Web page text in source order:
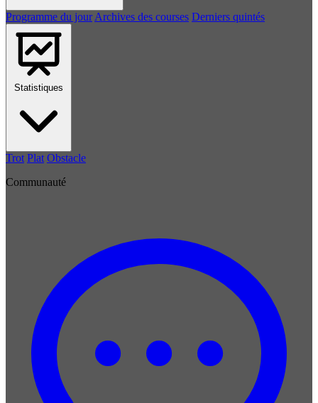
Programme du jour Archives des courses Derniers quintés
Statistiques
Trot Plat Obstacle
Communauté